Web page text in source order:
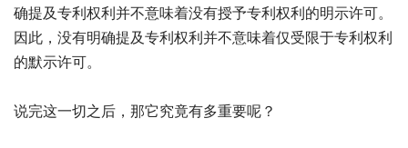
确提及专利权利并不意味着没有授予专利权利的明示许可。
因此，没有明确提及专利权利并不意味着仅受限于专利权利
的默示许可。
说完这一切之后，那它究竟有多重要呢？